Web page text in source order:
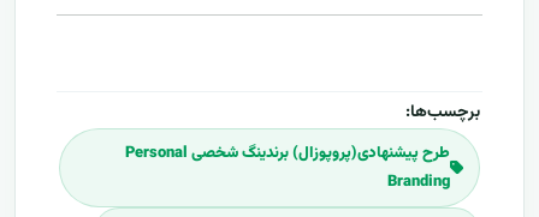
برچسب‌ها:
طرح پیشنهادی(پروپوزال) برندینگ شخصی Personal
Branding